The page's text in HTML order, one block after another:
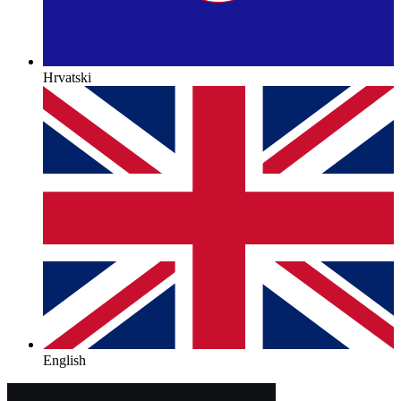
Hrvatski
English